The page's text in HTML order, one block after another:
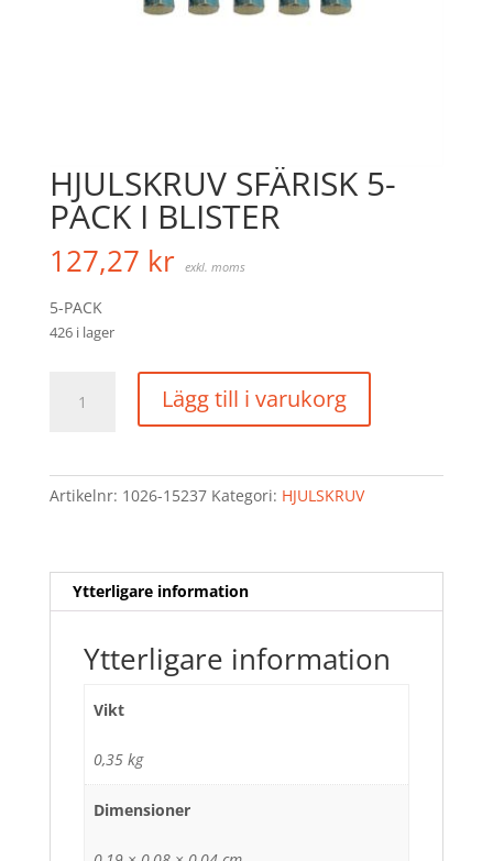
HJULSKRUV SFÄRISK 5-
PACK I BLISTER
127,27 kr exkl. moms
5-PACK
426 i lager
SFÄRISK
Lägg till i varukorg
Artikelnr: 1026-15237 Kategori: HJULSKRUV
Ytterligare information
Ytterligare information
Vikt
0,35 kg
Dimensioner